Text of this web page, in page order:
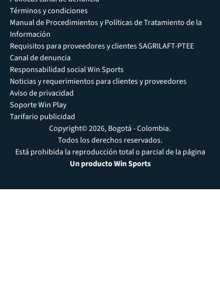
Términos y condiciones
Manual de Procedimientos y Políticas de Tratamiento de la
Información
Requisitos para proveedores y clientes SAGRILAFT-PTEE
Canal de denuncia
Responsabilidad social Win Sports
Noticias y requerimientos para clientes y proveedores
Aviso de privacidad
Soporte Win Play
Tarifario publicidad
Copyright© 2026, Bogotá - Colombia.
Todos los derechos reservados.
Está prohibida la reproducción total o parcial de la página
Un producto Win Sports